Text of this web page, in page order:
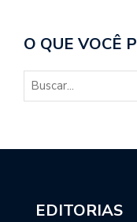
O QUE VOCÊ
EDITORIAS